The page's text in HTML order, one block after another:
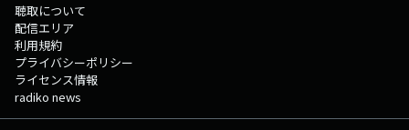
聴取について
配信エリア
利用規約
プライバシーポリシー
ライセンス情報
radiko news